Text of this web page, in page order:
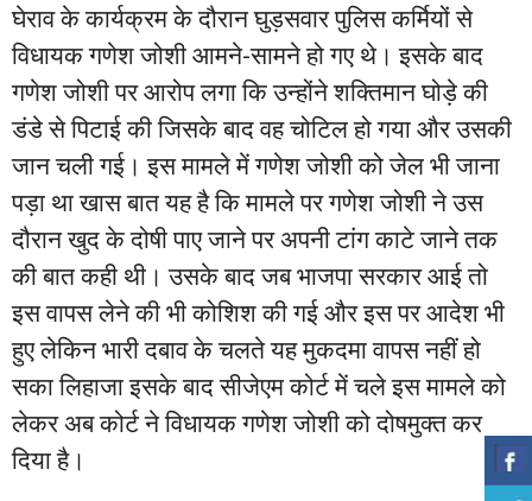
घेराव के कार्यक्रम के दौरान घुड़सवार पुलिस कर्मियों से
विधायक गणेश जोशी आमने-सामने हो गए थे। इसके बाद
गणेश जोशी पर आरोप लगा कि उन्होंने शक्तिमान घोड़े की
डंडे से पिटाई की जिसके बाद वह चोटिल हो गया और उसकी
जान चली गई। इस मामले में गणेश जोशी को जेल भी जाना
पड़ा था खास बात यह है कि मामले पर गणेश जोशी ने उस
दौरान खुद के दोषी पाए जाने पर अपनी टांग काटे जाने तक
की बात कही थी। उसके बाद जब भाजपा सरकार आई तो
इस वापस लेने की भी कोशिश की गई और इस पर आदेश भी
हुए लेकिन भारी दबाव के चलते यह मुकदमा वापस नहीं हो
सका लिहाजा इसके बाद सीजेएम कोर्ट में चले इस मामले को
लेकर अब कोर्ट ने विधायक गणेश जोशी को दोषमुक्त कर
दिया है।